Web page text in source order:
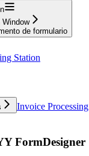
Window
de formulario
Station
Invoice Processing
FormDesigner